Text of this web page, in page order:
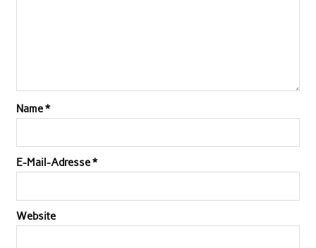
Name*
E-Mail-Adresse*
Website